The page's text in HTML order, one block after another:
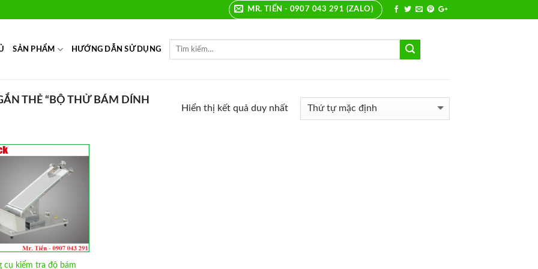
MR. TIẾN - 0907 043 291 (ZALO)
SẢN PHẨM HƯỚNG DẪN SỬ DỤNG
THẺ “BỘ THỬ BÁM DÍNH
Hiển thị kết quả duy nhất
Add to
Wishlist
cụ kiểm tra độ bám